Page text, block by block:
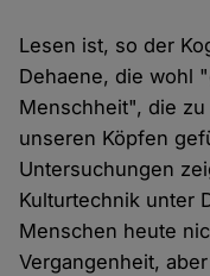
Lesen ist, so der
Dehaene, die wohl
Menschheit", die
unseren Köpfen
Untersuchungen
Kulturtechnik unter
Menschen heute
Vergangenheit,